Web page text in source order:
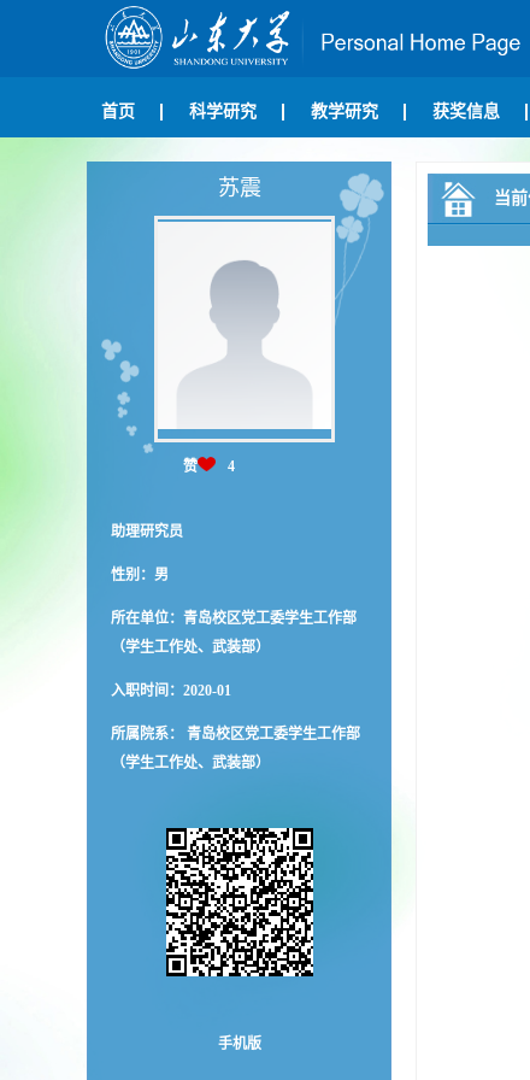
首页 科学研究 教学研究 获奖信息
苏震
赞 4
助理研究员
性别：男
所在单位：青岛校区党工委学生工作部
（学生工作处、武装部）
入职时间：2020-01
所属院系： 青岛校区党工委学生工作部
（学生工作处、武装部）
手机版
当前